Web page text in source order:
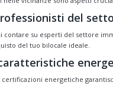
del
contare su esperti del settore
del tuo bilocale ideale.
energetiche